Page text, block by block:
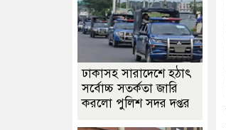
ঢাকাসহ সারাদেশে হঠাৎ
সর্বোচ্চ সতর্কতা জা‌রি
করলো পুলিশ সদর দপ্তর